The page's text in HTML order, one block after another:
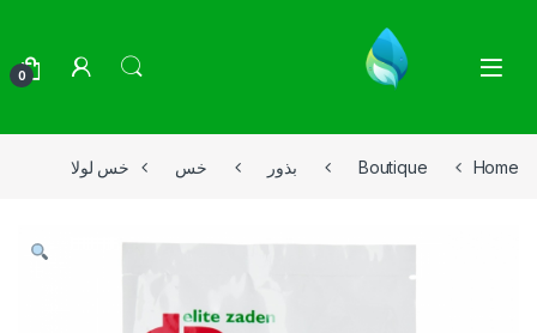
0
Home
Boutique بذور خس خس لولا